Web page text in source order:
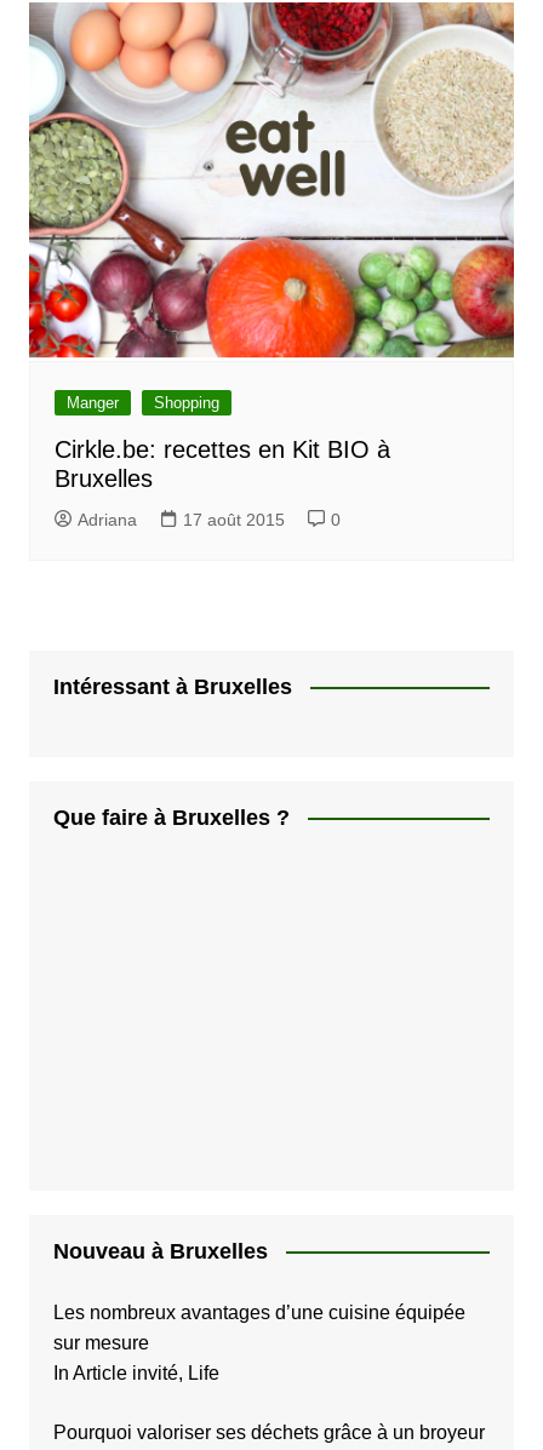
Manger Shopping
Cirkle.be: recettes en Kit BIO à
Bruxelles
Adriana 17 août 2015 0
Intéressant à Bruxelles
Que faire à Bruxelles ?
Nouveau à Bruxelles
Les nombreux avantages d’une cuisine équipée
sur mesure
In Article invité, Life
Pourquoi valoriser ses déchets grâce à un broyeur